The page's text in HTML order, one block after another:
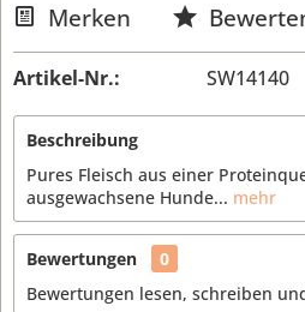
Merken
Artikel-Nr.: SW14140
Beschreibung
Pures Fleisch aus einer
ausgewachsene Hunde... mehr
Bewertungen
0
Bewertungen lesen, schreiben